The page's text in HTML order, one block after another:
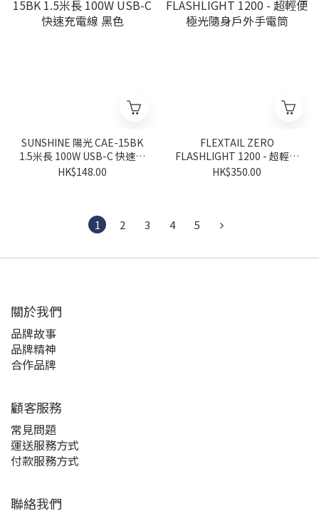
SUNSHINE 陽光 CAE-15BK
1.5米長 100W USB-C 快速充
電線 黑色
HK$148.00
FLEXTAIL ZERO
FLASHLIGHT 1200 - 超輕便
極光隨身戶外手電筒
HK$350.00
1 2 3 4 5
關於我們
品牌故事
品牌精神
合作品牌
顧客服務
常見問題
運送服務方式
付款服務方式
聯絡我們